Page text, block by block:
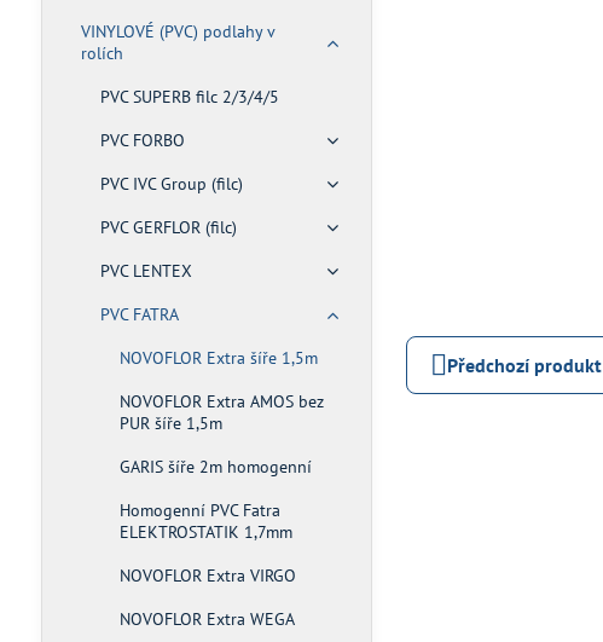
Předchozí produkt
VINYLOVÉ (PVC) podlahy v
rolích
PVC SUPERB filc 2/3/4/5
PVC FORBO
PVC IVC Group (filc)
PVC GERFLOR (filc)
PVC LENTEX
PVC FATRA
NOVOFLOR Extra šíře 1,5m
NOVOFLOR Extra AMOS bez
PUR šíře 1,5m
GARIS šíře 2m homogenní
Homogenní PVC Fatra
ELEKTROSTATIK 1,7mm
NOVOFLOR Extra VIRGO
NOVOFLOR Extra WEGA